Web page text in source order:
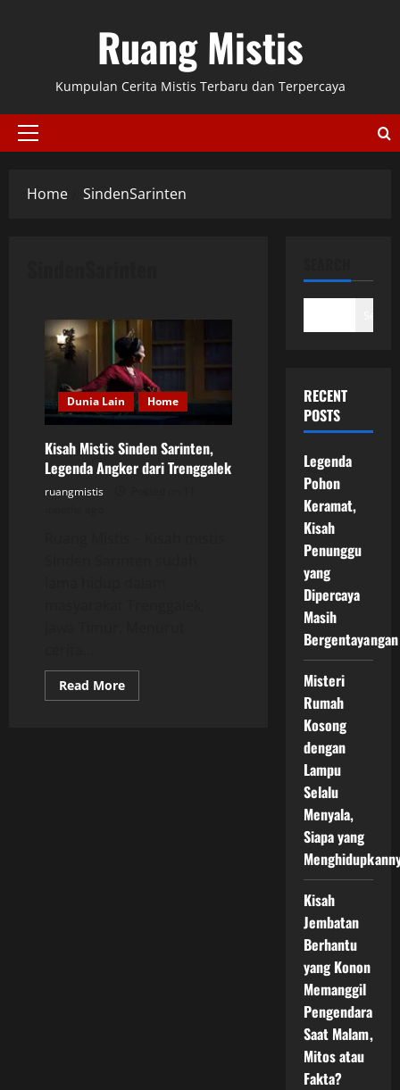
Ruang Mistis
Kumpulan Cerita Mistis Terbaru dan Terpercaya
Primary
Home SindenSarinten
Dunia Lain Home
Kisah Mistis Sinden Sarinten,
Legenda Angker dari Trenggalek
ruangmistis
Read MoreRead
more
RECENT
POSTS
Legenda
Pohon
Keramat,
Kisah
Penunggu
yang
Dipercaya
Masih
Bergentayangan
Misteri
Rumah
Kosong
dengan
Lampu
Selalu
Menyala,
Siapa yang
Kisah
Jembatan
Berhantu
yang Konon
Memanggil
Pengendara
Saat Malam,
Mitos atau
Fakta?